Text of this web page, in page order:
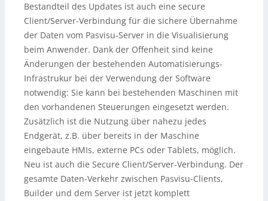
Bestandteil des Updates ist auch eine secure
Client/Server-Verbindung für die sichere Übernahme
der Daten vom Pasvisu-Server in die Visualisierung
beim Anwender. Dank der Offenheit sind keine
Änderungen der bestehenden Automatisierungs-
Infrastrukur bei der Verwendung der Software
notwendig: Sie kann bei bestehenden Maschinen mit
den vorhandenen Steuerungen eingesetzt werden.
Zusätzlich ist die Nutzung über nahezu jedes
Endgerät, z.B. über bereits in der Maschine
eingebaute HMIs, externe PCs oder Tablets, möglich.
Neu ist auch die Secure Client/Server-Verbindung. Der
gesamte Daten-Verkehr zwischen Pasvisu-Clients,
Builder und dem Server ist jetzt komplett